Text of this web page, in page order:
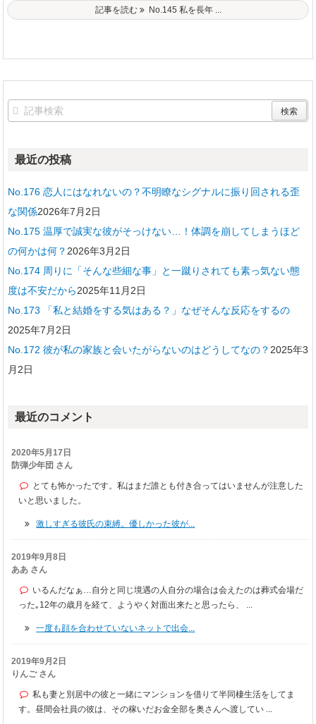
記事を読む No.145 私を長年 ...
最近の投稿
No.176 恋人にはなれないの？不明瞭なシグナルに振り回される歪
な関係2026年7月2日
No.175 温厚で誠実な彼がそっけない…！体調を崩してしまうほど
の何かは何？ 2026年3月2日
No.174 周りに「そんな些細な事」と一蹴りされても素っ気ない態
度は不安だから2025年11月2日
No.173 「私と結婚をする気はある？」なぜそんな反応をするの
2025年7月2日
No.172 彼が私の家族と会いたがらないのはどうしてなの？ 2025年3
月2日
最近のコメント
2020年5月17日
防弾少年団 さん
とても怖かったです。私はまだ誰とも付き合ってはいませんが注意した
いと思いました。
激しすぎる彼氏の束縛。優しかった彼が...
2019年9月8日
ああ さん
いるんだなぁ…自分と同じ境遇の人自分の場合は会えたのは葬式会場だ
った｡12年の歳月を経て、ようやく対面出来たと思ったら、 ...
一度も顔を合わせていないネットで出会...
2019年9月2日
りんご さん
私も妻と別居中の彼と一緒にマンションを借りて半同棲生活をしてま
す。昼間会社員の彼は、その稼いだお金全部を奥さんへ渡してい ...